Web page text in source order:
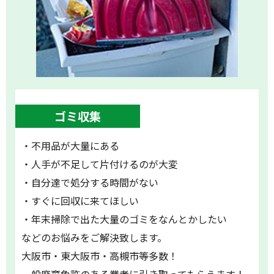
ゴミ収集
・不用品が大量にある
・人手が不足して片付けるのが大変
・自分達で処分する時間がない
・すぐに回収に来てほしい
・年末掃除で出た大量のゴミをなんとかしたい
などのお悩みをご解決致します。
大阪市・東大阪市・高槻市等多数！